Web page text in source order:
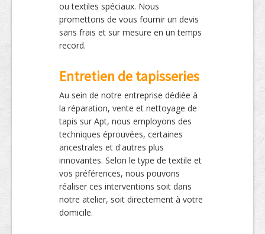
ou textiles spéciaux. Nous
promettons de vous fournir un devis
sans frais et sur mesure en un temps
record.
Entretien de tapisseries
Au sein de notre entreprise dédiée à
la réparation, vente et nettoyage de
tapis sur Apt, nous employons des
techniques éprouvées, certaines
ancestrales et d'autres plus
innovantes. Selon le type de textile et
vos préférences, nous pouvons
réaliser ces interventions soit dans
notre atelier, soit directement à votre
domicile.